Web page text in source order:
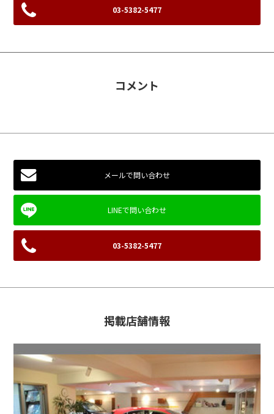
03-5382-5477
コメント
メールで問い合わせ
03-5382-5477
掲載店舗情報